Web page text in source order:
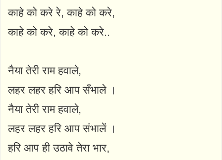
काहे को करे रे, काहे को करे,
काहे को करे, काहे को करे..
नैया तेरी राम हवाले,
लहर लहर हरि आप सँभाले ।
नैया तेरी राम हवाले,
लहर लहर हरि आप संभालें ।
हरि आप ही उठावे तेरा भार,